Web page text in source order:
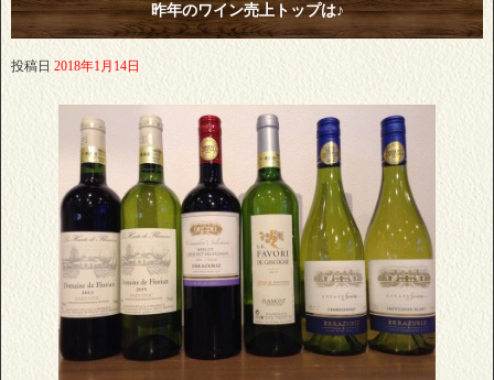
昨年のワイン売上トップは♪
投稿日 2018年1月14日